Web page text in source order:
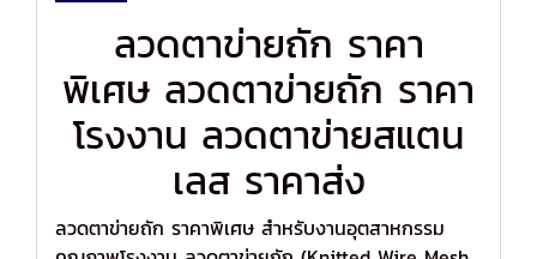
ลวดตาข่ายถัก ราคา
พิเศษ ลวดตาข่ายถัก ราคา
โรงงาน ลวดตาข่ายสแตน
เลส ราคาส่ง
ลวดตาข่ายถัก ราคาพิเศษ สำหรับงานอุตสาหกรรม